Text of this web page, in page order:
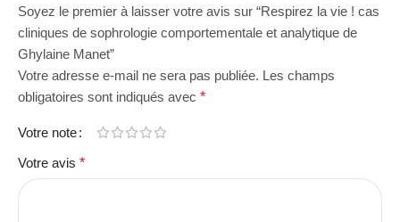
Soyez le premier à laisser votre avis sur “Respirez la vie ! cas
cliniques de sophrologie comportementale et analytique de
Ghylaine Manet”
Votre adresse e-mail ne sera pas publiée. Les champs
obligatoires sont indiqués avec *
Votre note
Votre avis *